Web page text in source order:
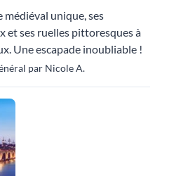
médiéval unique, ses
et ses ruelles pittoresques à
Une escapade inoubliable !
par Nicole A.